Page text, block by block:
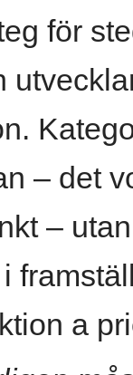
för
– det
–
a